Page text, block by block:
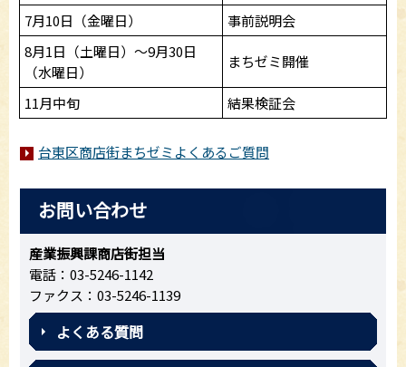
7月10日（金曜日）
事前説明会
8月1日（土曜日）～9月30日
（水曜日）
まちゼミ開催
11月中旬 結果検証会
台東区商店街まちゼミよくあるご質問
お問い合わせ
産業振興課商店街担当
電話：03-5246-1142
ファクス：03-5246-1139
よくある質問